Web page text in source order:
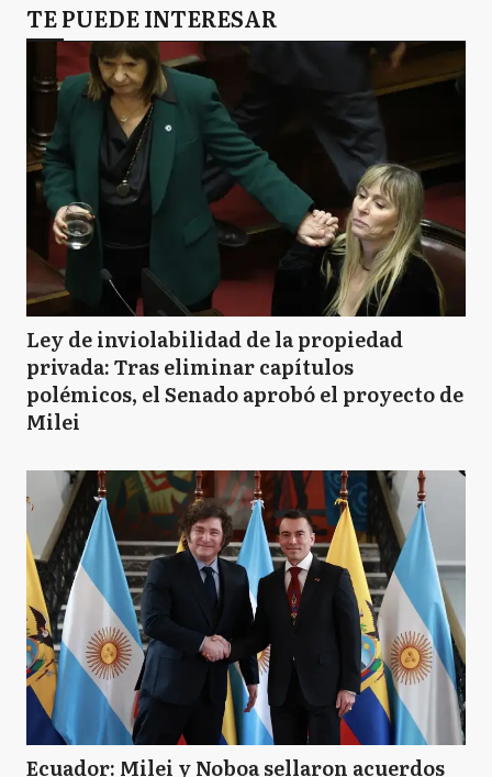
TE PUEDE INTERESAR
Ley de inviolabilidad de la propiedad
privada: Tras eliminar capítulos
polémicos, el Senado aprobó el proyecto de
Milei
Ecuador: Milei y Noboa sellaron acuerdos